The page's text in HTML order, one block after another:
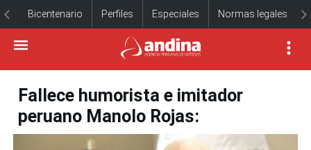
Bicentenario Perfiles Especiales Normas legales
Fallece humorista e imitador
peruano Manolo Rojas: